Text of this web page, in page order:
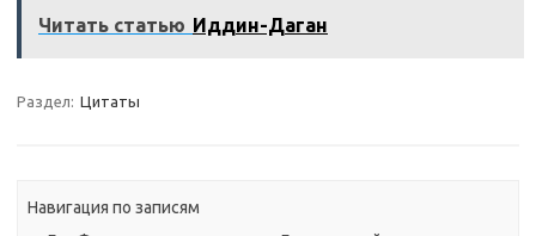
Читать статью Иддин-Даган
Раздел: Цитаты
Навигация по записям